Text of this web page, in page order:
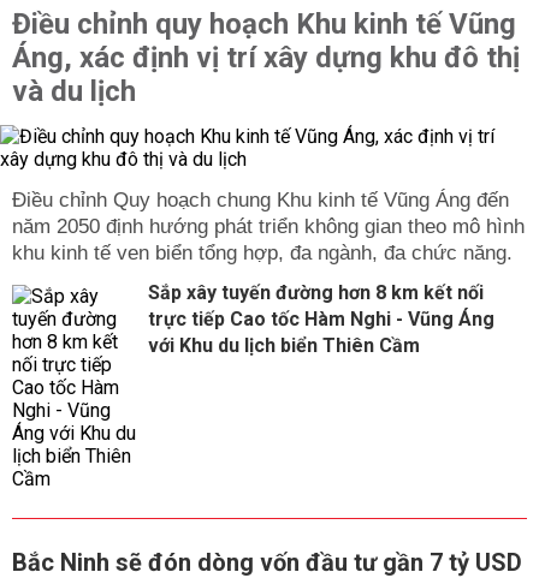
Điều chỉnh quy hoạch Khu kinh tế Vũng
Áng, xác định vị trí xây dựng khu đô thị
và du lịch
Điều chỉnh Quy hoạch chung Khu kinh tế Vũng Áng đến
năm 2050 định hướng phát triển không gian theo mô hình
khu kinh tế ven biển tổng hợp, đa ngành, đa chức năng.
Sắp xây tuyến đường hơn 8 km kết nối
trực tiếp Cao tốc Hàm Nghi - Vũng Áng
với Khu du lịch biển Thiên Cầm
Bắc Ninh sẽ đón dòng vốn đầu tư gần 7 tỷ USD